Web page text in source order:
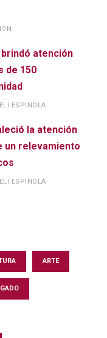
brindó atención
de 150
ESPINOLA
la atención
un relevamiento
ESPINOLA
ARTE